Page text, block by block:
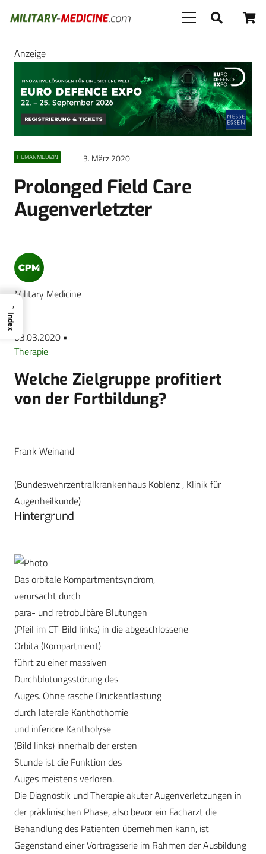
Anzeige
HUMANMEDIZIN 3. März 2020
Prolonged Field Care
Augenverletzter
Military Medicine
03.03.2020 •
Therapie
Welche Zielgruppe profitiert
von der Fortbildung?
Frank Weinand
(Bundeswehrzentralkrankenhaus Koblenz , Klinik für
Augenheilkunde)
Hintergrund
Das orbitale Kompartmentsyndrom,
verursacht durch
para- und retrobulbäre Blutungen
(Pfeil im CT-Bild links) in die abgeschlossene
Orbita (Kompartment)
führt zu einer massiven
Durchblutungsstörung des
Auges. Ohne rasche Druckentlastung
durch laterale Kanthothomie
und inferiore Kantholyse
(Bild links) innerhalb der ersten
Stunde ist die Funktion des
Auges meistens verloren.
Die Diagnostik und Therapie akuter Augenverletzungen in
der präklinischen Phase, also bevor ein Facharzt die
Behandlung des Patienten übernehmen kann, ist
Gegenstand einer Vortragsserie im Rahmen der Ausbildung
→
Index